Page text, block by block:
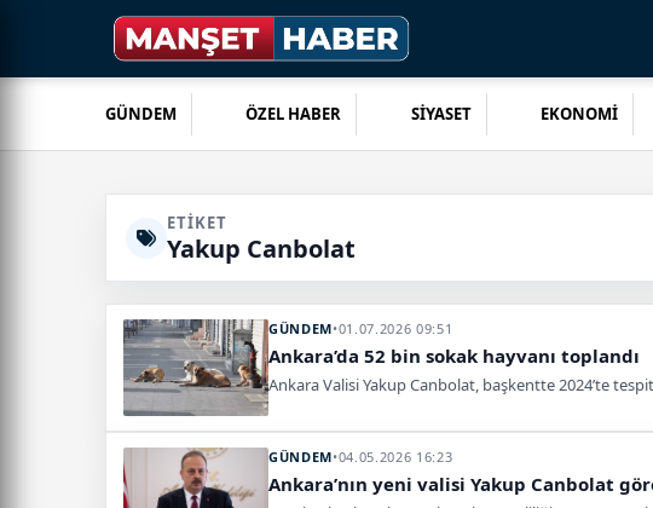
GÜNDEM ÖZEL HABER SİYASET EKONOMİ
ETIKET
Yakup Canbolat
GÜNDEM•01.07.2026 09:51
Ankara’da 52 bin sokak hayvanı toplandı
Ankara Valisi Yakup Canbolat, başkentte 2024’te
GÜNDEM•04.05.2026 16:23
Ankara’nın yeni valisi Yakup Canbolat